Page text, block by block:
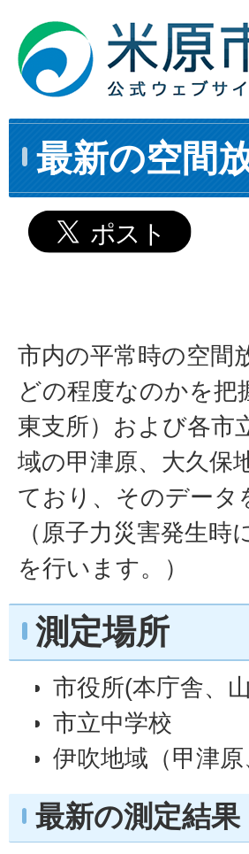
最新の空間
市内の平常時の空間
どの程度なのかを把
東支所）および各市
域の甲津原、大久保
ており、そのデータ
（原子力災害発生
を行います。）
測定場所
市役所(本庁舎、
市立中学校
伊吹地域（甲津
最新の測定結果